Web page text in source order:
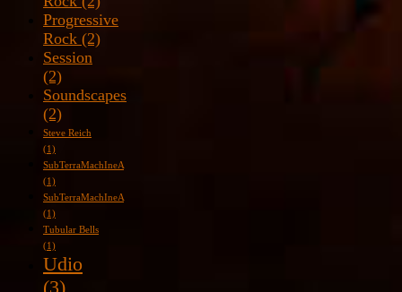
Progressive
Rock (2)
Session
(2)
Soundscapes
(2)
Steve Reich
(1)
SubTerraMachIneA
(1)
SubTerraMachIneA
(1)
Tubular Bells
(1)
Udio
(3)